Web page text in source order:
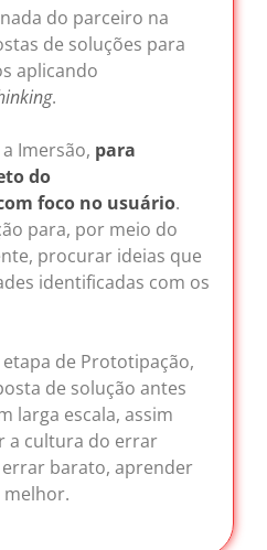
do parceiro na
de soluções para
aplicando
.
Imersão, para
do
foco no usuário.
para, por meio do
procurar ideias que
identificadas com os
de Prototipação,
de solução antes
larga escala, assim
a cultura do errar
barato, aprender
melhor.